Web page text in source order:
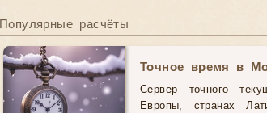
Популярные расчёты
Точное время в
Сервер точного
Европы, странах